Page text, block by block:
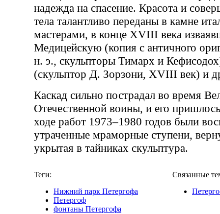
надежда на спасение. Красота и
тела талантливо переданы в камне
мастерами, в конце XVIII века
Медицейскую (копия с античного
н. э., скульпторы Тимарх и
(скульптор Д. Зорзони, XVIII век) и
Каскад сильно пострадал во время
Отечественной воины, и его
ходе работ 1973–1980 годов были
утраченные мраморные ступени,
укрытая в тайниках скульптура.
Теги:
Нижний парк Петергофа
Петергоф
фонтаны Петергофа
Связанные